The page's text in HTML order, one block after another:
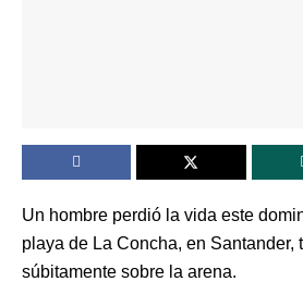
Un hombre perdió la vida este
playa de La Concha, en Santander,
súbitamente sobre la arena.